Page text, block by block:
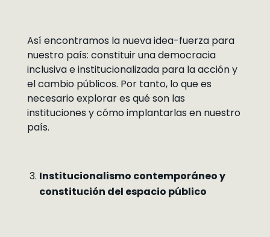
Así encontramos la nueva idea-fuerza para
nuestro país: constituir una democracia
inclusiva e institucionalizada para la acción y
el cambio públicos. Por tanto, lo que es
necesario explorar es qué son las
instituciones y cómo implantarlas en nuestro
país.
Institucionalismo contemporáneo y
constitución del espacio público